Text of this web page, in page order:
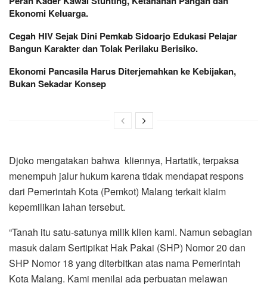
Ekonomi Keluarga.
Cegah HIV Sejak Dini Pemkab Sidoarjo Edukasi Pelajar
Bangun Karakter dan Tolak Perilaku Berisiko.
Ekonomi Pancasila Harus Diterjemahkan ke Kebijakan,
Bukan Sekadar Konsep
Djoko mengatakan bahwa kliennya, Hartatik, terpaksa
menempuh jalur hukum karena tidak mendapat respons
dari Pemerintah Kota (Pemkot) Malang terkait klaim
kepemilikan lahan tersebut.
“Tanah itu satu-satunya milik klien kami. Namun sebagian
masuk dalam Sertipikat Hak Pakai (SHP) Nomor 20 dan
SHP Nomor 18 yang diterbitkan atas nama Pemerintah
Kota Malang. Kami menilai ada perbuatan melawan